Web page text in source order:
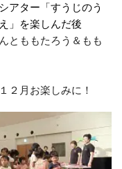
ター「すうじのう
」を楽しんだ後
ももたろう＆もも
月お楽しみに！